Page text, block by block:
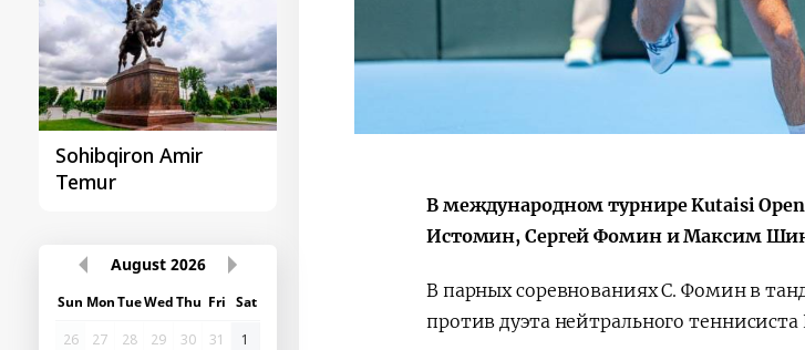
Sohibqiron Amir
Temur
August 2026
Sun MonTueWedThu Fri Sat
26
27 28 29 30 31
1
В международном турнире Kutaisi
Истомин, Сергей Фомин и Максим
В парных соревнованиях С. Фомин в
против дуэта нейтрального